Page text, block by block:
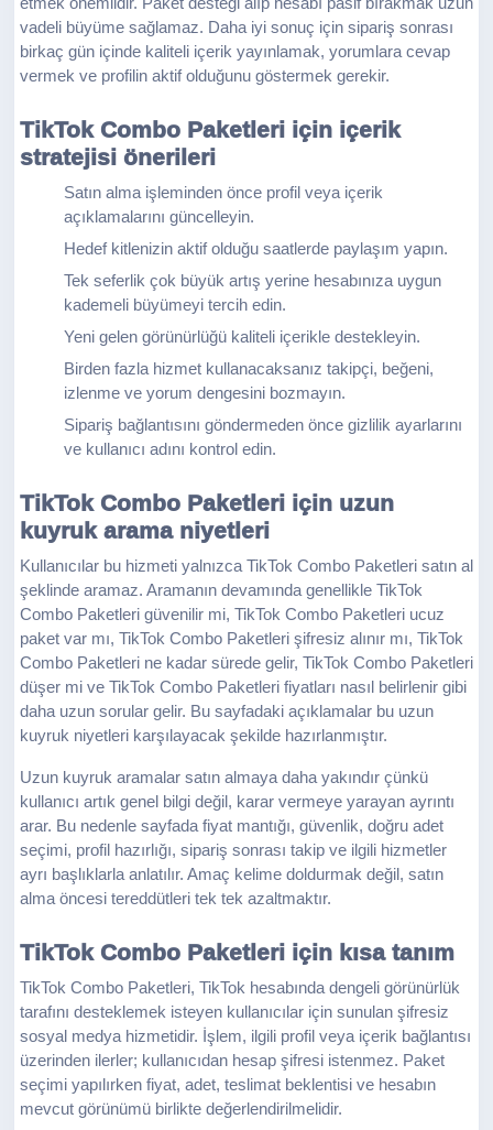
vadeli büyüme sağlamaz. Daha iyi sonuç için sipariş sonrası
birkaç gün içinde kaliteli içerik yayınlamak, yorumlara cevap
vermek ve profilin aktif olduğunu göstermek gerekir.
TikTok Combo Paketleri için içerik
stratejisi önerileri
Satın alma işleminden önce profil veya içerik
açıklamalarını güncelleyin.
Hedef kitlenizin aktif olduğu saatlerde paylaşım yapın.
Tek seferlik çok büyük artış yerine hesabınıza uygun
kademeli büyümeyi tercih edin.
Yeni gelen görünürlüğü kaliteli içerikle destekleyin.
Birden fazla hizmet kullanacaksanız takipçi, beğeni,
izlenme ve yorum dengesini bozmayın.
Sipariş bağlantısını göndermeden önce gizlilik ayarlarını
ve kullanıcı adını kontrol edin.
TikTok Combo Paketleri için uzun
kuyruk arama niyetleri
Kullanıcılar bu hizmeti yalnızca TikTok Combo Paketleri satın al
şeklinde aramaz. Aramanın devamında genellikle TikTok
Combo Paketleri güvenilir mi, TikTok Combo Paketleri ucuz
paket var mı, TikTok Combo Paketleri şifresiz alınır mı, TikTok
Combo Paketleri ne kadar sürede gelir, TikTok Combo Paketleri
düşer mi ve TikTok Combo Paketleri fiyatları nasıl belirlenir gibi
daha uzun sorular gelir. Bu sayfadaki açıklamalar bu uzun
kuyruk niyetleri karşılayacak şekilde hazırlanmıştır.
Uzun kuyruk aramalar satın almaya daha yakındır çünkü
kullanıcı artık genel bilgi değil, karar vermeye yarayan ayrıntı
arar. Bu nedenle sayfada fiyat mantığı, güvenlik, doğru adet
seçimi, profil hazırlığı, sipariş sonrası takip ve ilgili hizmetler
ayrı başlıklarla anlatılır. Amaç kelime doldurmak değil, satın
alma öncesi tereddütleri tek tek azaltmaktır.
TikTok Combo Paketleri için kısa tanım
TikTok Combo Paketleri, TikTok hesabında dengeli görünürlük
tarafını desteklemek isteyen kullanıcılar için sunulan şifresiz
sosyal medya hizmetidir. İşlem, ilgili profil veya içerik bağlantısı
üzerinden ilerler; kullanıcıdan hesap şifresi istenmez. Paket
seçimi yapılırken fiyat, adet, teslimat beklentisi ve hesabın
mevcut görünümü birlikte değerlendirilmelidir.